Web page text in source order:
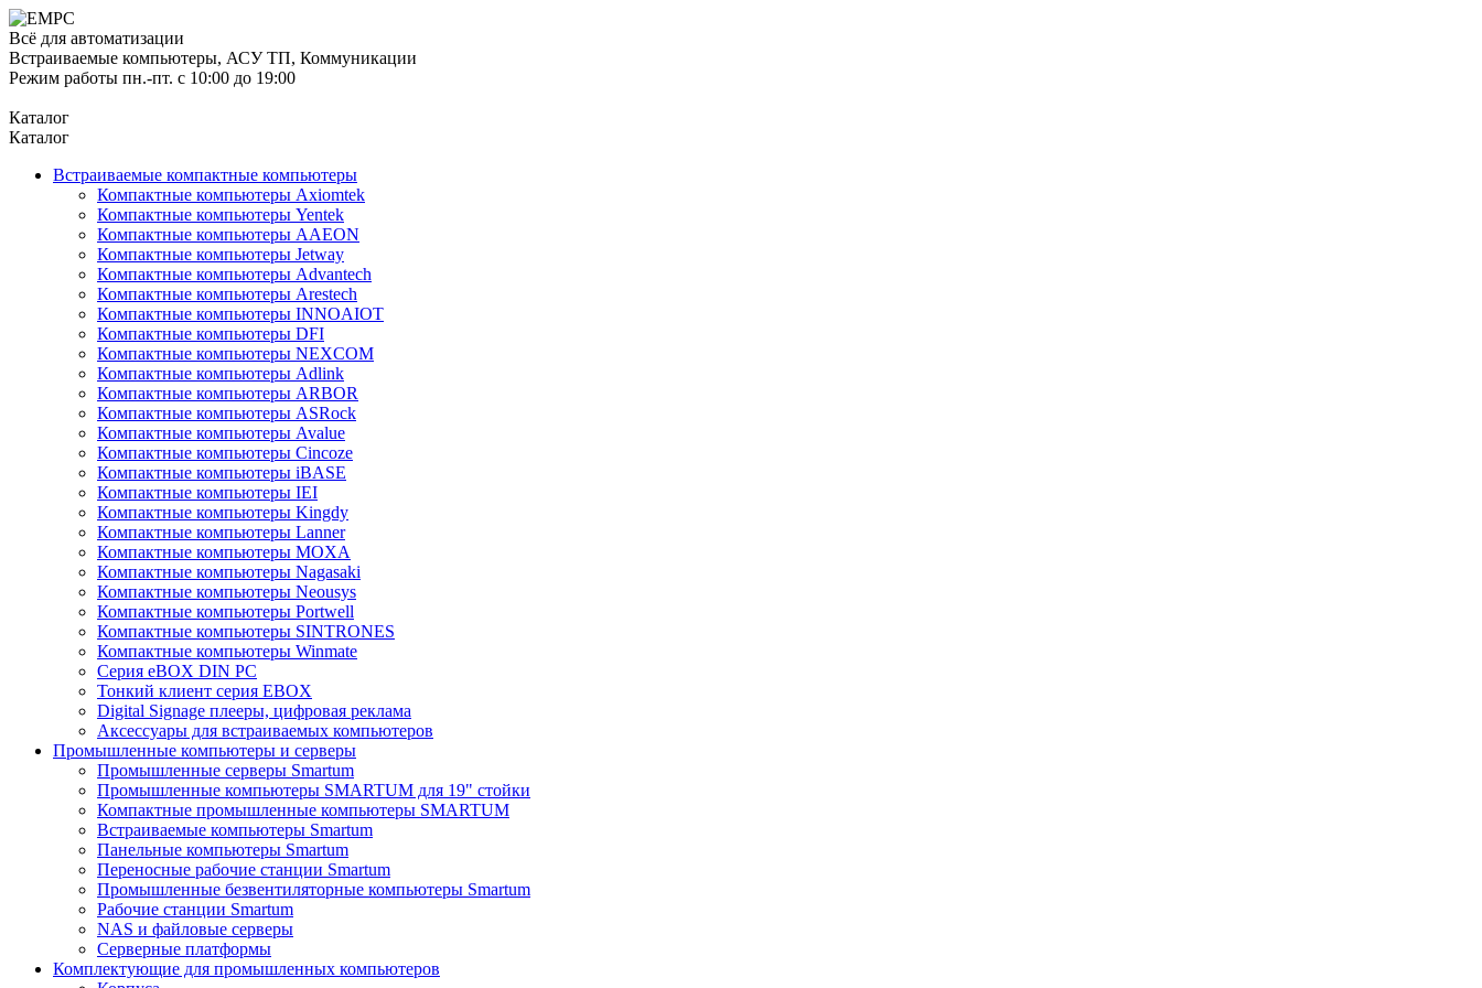
Всё для автоматизации
Встраиваемые компьютеры, АСУ ТП, Коммуникации
Режим работы пн.-пт. с 10:00 до 19:00
Каталог
Каталог
Встраиваемые компактные компьютеры
Компактные компьютеры Axiomtek
Компактные компьютеры Yentek
Компактные компьютеры AAEON
Компактные компьютеры Jetway
Компактные компьютеры Advantech
Компактные компьютеры Arestech
Компактные компьютеры INNOAIOT
Компактные компьютеры DFI
Компактные компьютеры NEXCOM
Компактные компьютеры Adlink
Компактные компьютеры ARBOR
Компактные компьютеры ASRock
Компактные компьютеры Avalue
Компактные компьютеры Cincoze
Компактные компьютеры iBASE
Компактные компьютеры IEI
Компактные компьютеры Kingdy
Компактные компьютеры Lanner
Компактные компьютеры MOXA
Компактные компьютеры Nagasaki
Компактные компьютеры Neousys
Компактные компьютеры Portwell
Компактные компьютеры SINTRONES
Компактные компьютеры Winmate
Серия eBOX DIN PC
Тонкий клиент серия EBOX
Digital Signage плееры, цифровая реклама
Аксессуары для встраиваемых компьютеров
Промышленные компьютеры и серверы
Промышленные серверы Smartum
Промышленные компьютеры SMARTUM для 19" стойки
Компактные промышленные компьютеры SMARTUM
Встраиваемые компьютеры Smartum
Панельные компьютеры Smartum
Переносные рабочие станции Smartum
Промышленные безвентиляторные компьютеры Smartum
Рабочие станции Smartum
NAS и файловые серверы
Серверные платформы
Комплектующие для промышленных компьютеров